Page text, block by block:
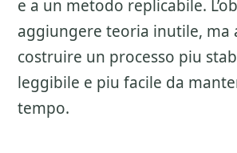
e a un metodo replicabile.
aggiungere teoria inutile, ma
costruire un processo piu
leggibile e piu facile da
tempo.